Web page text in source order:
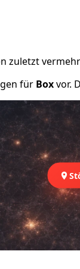
zuletzt
für Boxvor.